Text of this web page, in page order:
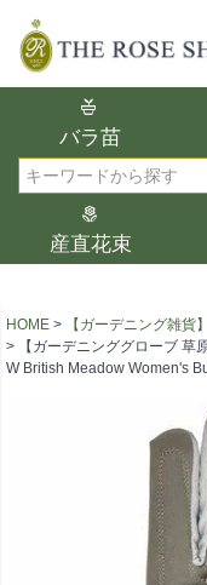
バラ苗
産直花束
在庫
在庫ありのみ表示
検索
複
選
結果
タ
択
HOME 【ガーデニング雑貨】
【ガーデニンググローブ
W British Meadow Women's